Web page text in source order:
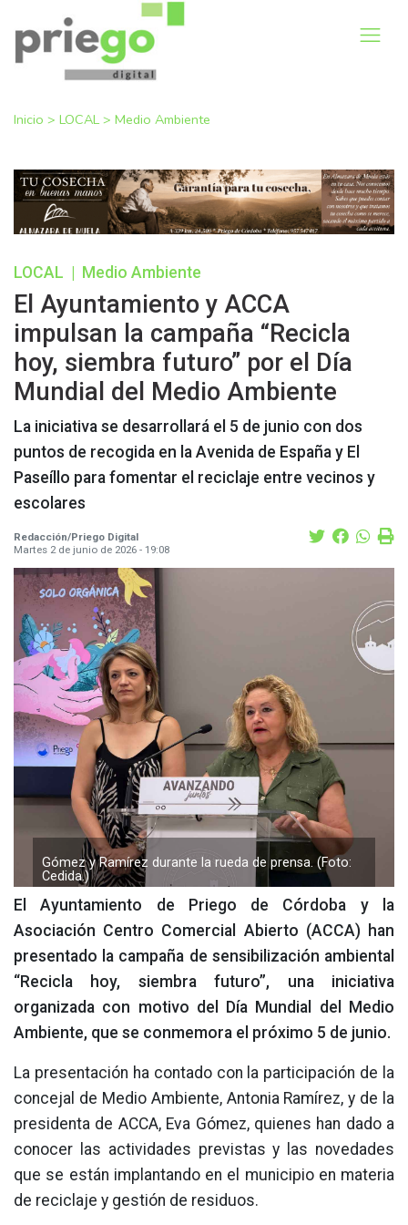
Inicio > LOCAL > Medio Ambiente
LOCAL Medio Ambiente
El Ayuntamiento y ACCA
impulsan la campaña “Recicla
hoy, siembra futuro” por el Día
Mundial del Medio Ambiente
La iniciativa se desarrollará el 5 de junio con dos
puntos de recogida en la Avenida de España y El
Paseíllo para fomentar el reciclaje entre vecinos y
escolares
Redacción/Priego Digital
Martes 2 de junio de 2026 - 19:08
Gómez y Ramírez durante la rueda de prensa. (Foto:
Cedida.)
El Ayuntamiento de Priego de Córdoba y la
Asociación Centro Comercial Abierto (ACCA) han
presentado la campaña de sensibilización ambiental
“Recicla hoy, siembra futuro”, una iniciativa
organizada con motivo del Día Mundial del Medio
Ambiente, que se conmemora el próximo 5 de junio.
La presentación ha contado con la participación de la
concejal de Medio Ambiente, Antonia Ramírez, y de la
presidenta de ACCA, Eva Gómez, quienes han dado a
conocer las actividades previstas y las novedades
que se están implantando en el municipio en materia
de reciclaje y gestión de residuos.